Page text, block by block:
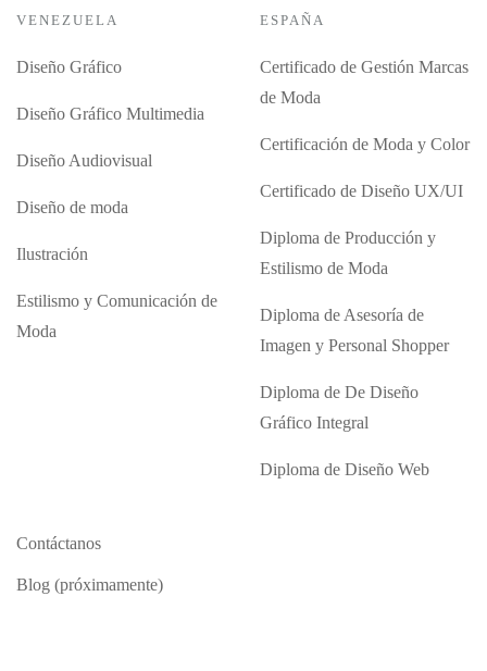
VENEZUELA
Diseño Gráfico
Diseño Gráfico Multimedia
Diseño Audiovisual
Diseño de moda
Ilustración
Estilismo y Comunicación de
Moda
ESPAÑA
Certificado de Gestión Marcas
de Moda
Certificación de Moda y Color
Certificado de Diseño UX/UI
Diploma de Producción y
Estilismo de Moda
Diploma de Asesoría de
Imagen y Personal Shopper
Diploma de De Diseño
Gráfico Integral
Diploma de Diseño Web
Contáctanos
Blog (próximamente)